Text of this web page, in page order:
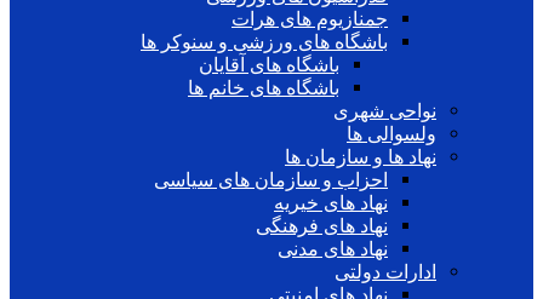
جمنازیوم های هرات
باشگاه های ورزشی و سنوکر ها
باشگاه های آقایان
باشگاه های خانم ها
نواحی شهری
ولسوالی ها
نهاد ها و سازمان ها
احزاب و سازمان های سیاسی
نهاد های خیریه
نهاد های فرهنگی
نهاد های مدنی
ادارات دولتی